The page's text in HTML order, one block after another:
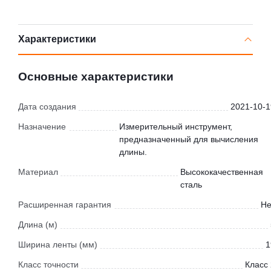
Характеристики
Основные характеристики
Дата создания 2021-10-
Назначение
Измерительный инструмент,
предназначенный для вычисления
длины.
Материал
Высококачественная
сталь
Расширенная гарантия
Длина (м)
Ширина ленты (мм)
Класс точности Класс